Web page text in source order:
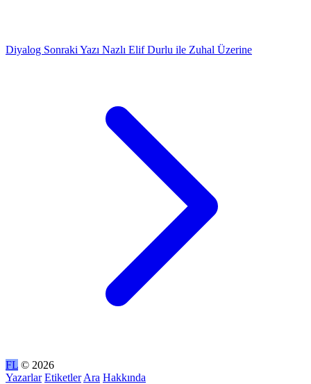
Diyalog Sonraki Yazı Nazlı Elif Durlu ile Zuhal Üzerine
FL © 2026
Yazarlar Etiketler Ara Hakkında